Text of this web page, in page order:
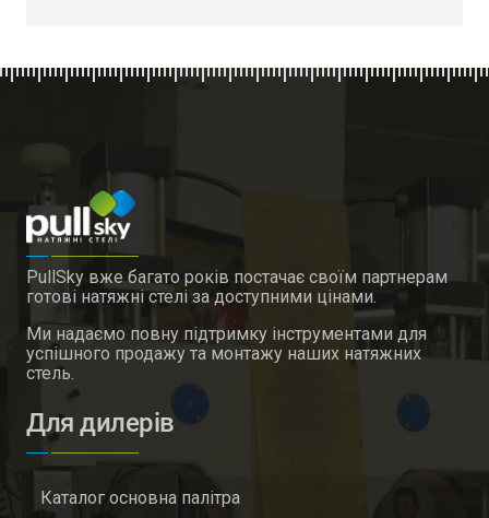
PullSky вже багато років постачає своїм партнерам
готові натяжні стелі за доступними цінами.
Ми надаємо повну підтримку інструментами для
успішного продажу та монтажу наших натяжних
стель.
Для дилерів
Каталог основна палітра